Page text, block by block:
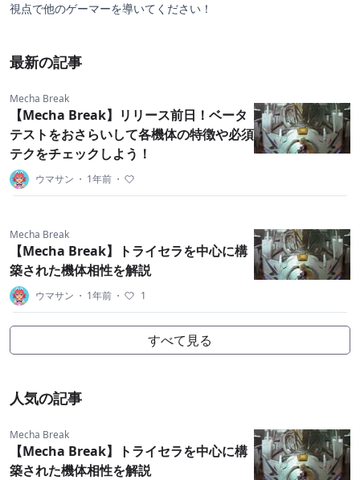
視点で他のゲーマーを導いてください！
最新の記事
Mecha Break
【Mecha Break】リリース前日！ベータ
テストをおさらいして各機体の特徴や必須
テクをチェックしよう！
ウマサン ・ 1年前 ・
Mecha Break
【Mecha Break】トライセラを中心に構
築された機体相性を解説
ウマサン ・ 1年前 ・ 1
すべて見る
人気の記事
Mecha Break
【Mecha Break】トライセラを中心に構
築された機体相性を解説